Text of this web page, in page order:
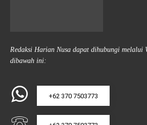
Redaksi Harian Nusa dapat dihubungi melalui
dibawah ini:
+62 370 7503773